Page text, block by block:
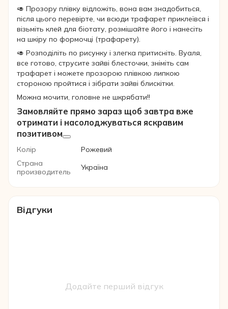
🥑 Прозору плівку відложіть, вона вам знадобиться,
після цього перевірте, чи всюди трафарет приклеївся і
візьміть клей для біотату, розмішайте його і нанесіть
на шкіру по формочці (трафарету).
🥑 Розподіліть по рисунку і злегка притисніть. Вуаля,
все готово, струсите зайві блесточки, зніміть сам
трафарет і можете прозорою плівкою липкою
стороною пройтися і зібрати зайві блискітки.
Можна мочити, головне не шкрябати!!
Замовляйте прямо зараз щоб завтра вже
отримати і насолоджуваться яскравим
позитивом
Колір
Рожевий
Страна
производитель
Україна
Відгуки
Додайте перший відгук